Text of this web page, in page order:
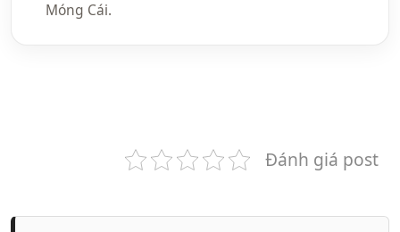
Móng Cái.
Đánh giá post